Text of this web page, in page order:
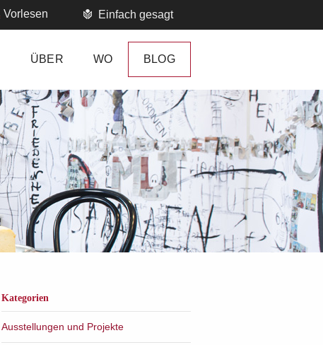
Einfach gesagt
Vorlesen
ÜBER WO BLOG
Kategorien
Ausstellungen und Projekte